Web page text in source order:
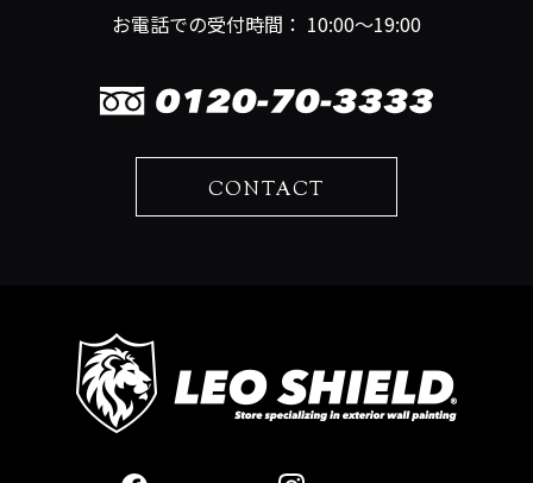
お電話での受付時間： 10:00～19:00
CONTACT